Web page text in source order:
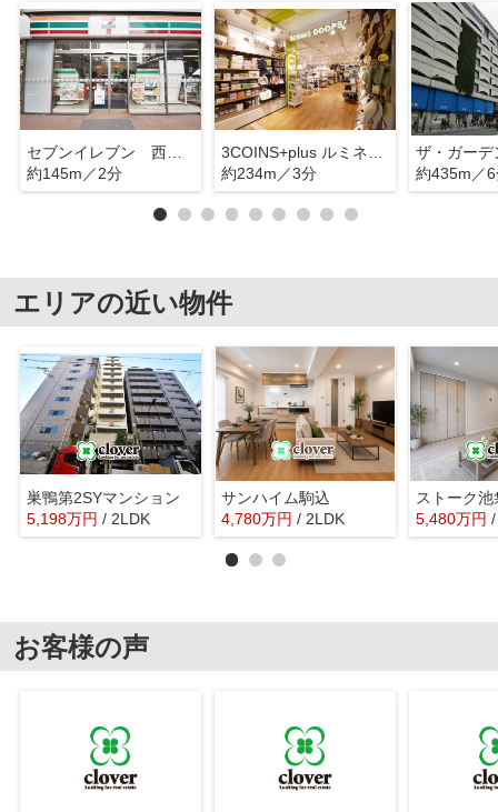
セブンイレブン 西池袋１丁目
約145m／2分
3COINS+plus ルミネ池袋店
約234m／3分
約435m／
エリアの近い物件
巣鴨第2SYマンション
5,198万円 / 2LDK
サンハイム駒込
4,780万円 / 2LDK
ストーク池
5,480万円
お客様の声